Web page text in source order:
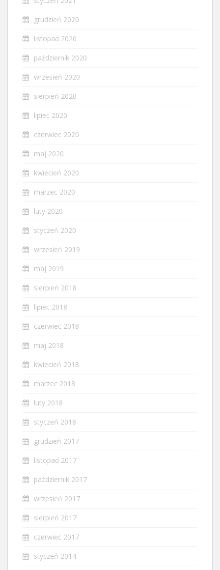
grudzień 2020
listopad 2020
październik 2020
wrzesień 2020
sierpień 2020
lipiec 2020
czerwiec 2020
maj 2020
kwiecień 2020
marzec 2020
luty 2020
styczeń 2020
wrzesień 2019
maj 2019
sierpień 2018
lipiec 2018
czerwiec 2018
maj 2018
kwiecień 2018
marzec 2018
luty 2018
styczeń 2018
grudzień 2017
listopad 2017
październik 2017
wrzesień 2017
sierpień 2017
czerwiec 2017
styczeń 2014